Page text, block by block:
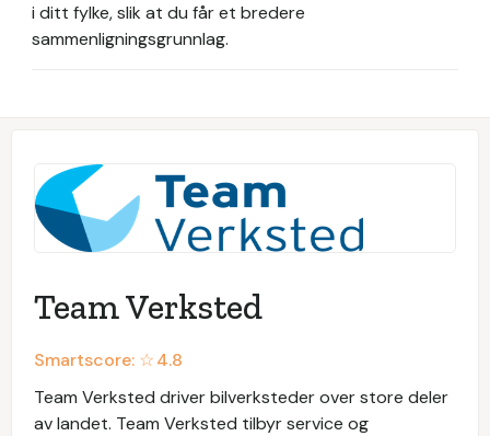
i ditt fylke, slik at du får et bredere
sammenligningsgrunnlag.
Team Verksted
Smartscore: ☆4.8
Team Verksted driver bilverksteder over store deler
av landet. Team Verksted tilbyr service og